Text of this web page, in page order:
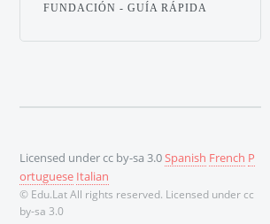
FUNDACIÓN - GUÍA RÁPIDA
Licensed under cc by-sa 3.0Spanish French P
ortuguese Italian
© Edu.Lat All rights reserved. Licensed under cc
by-sa 3.0